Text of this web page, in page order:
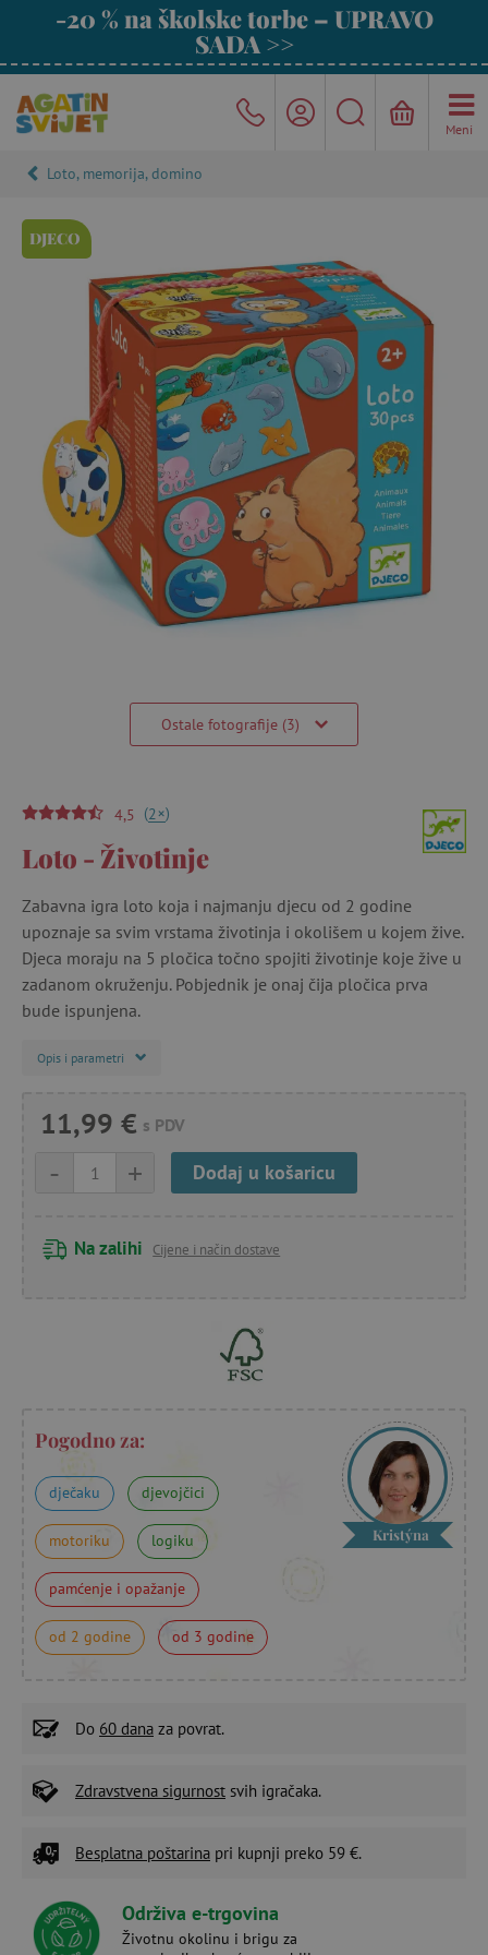
-20 % na školske torbe – UPRAVO
SADA >>
Meni
Loto, memorija, domino
DJECO
Ostale fotografije (3)
4,5 (2+)
Loto - Životinje
Zabavna igra loto koja i najmanju djecu od 2 godine
upoznaje sa svim vrstama životinja i okolišem u kojem žive.
Djeca moraju na 5 pločica točno spojiti životinje koje žive u
zadanom okruženju. Pobjednik je onaj čija pločica prva
bude ispunjena.
Opis i parametri
11,99 € s PDV
+
- Dodaj u košaricu
Na zalihi Cijene i način dostave
Pogodno za:
dječaku djevojčici
motoriku logiku
pamćenje i opažanje
od 2 godine od 3 godine
Kristýna
Do 60 dana za povrat.
Zdravstvena sigurnost svih igračaka.
Besplatna poštarina pri kupnji preko 59 €.
Održiva e-trgovina
Životnu okolinu i brigu za